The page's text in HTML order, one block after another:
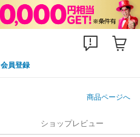
会員登録
商品ページへ
ショップレビュー